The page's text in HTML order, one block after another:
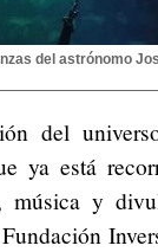
del astrónomo
del
ya está
música y